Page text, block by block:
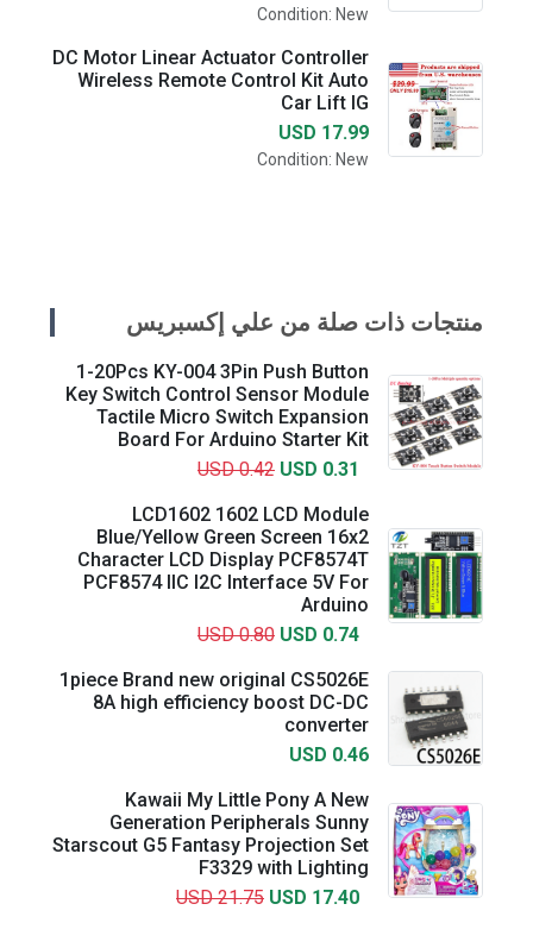
Condition: New
DC Motor Linear Actuator Controller
Wireless Remote Control Kit Auto
Car Lift IG
USD 17.99
Condition: New
منتجات ذات صلة من علي إكسبريس
1-20Pcs KY-004 3Pin Push Button
Key Switch Control Sensor Module
Tactile Micro Switch Expansion
Board For Arduino Starter Kit
USD 0.42 USD 0.31
LCD1602 1602 LCD Module
Blue/Yellow Green Screen 16x2
Character LCD Display PCF8574T
PCF8574 IIC I2C Interface 5V For
Arduino
USD 0.80 USD 0.74
1piece Brand new original CS5026E
8A high efficiency boost DC-DC
converter
USD 0.46
Kawaii My Little Pony A New
Generation Peripherals Sunny
Starscout G5 Fantasy Projection Set
F3329 with Lighting
USD 21.75 USD 17.40